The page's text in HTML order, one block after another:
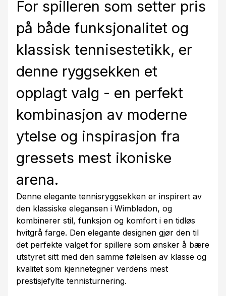
For spilleren som setter pris
på både funksjonalitet og
klassisk tennisestetikk, er
denne ryggsekken et
opplagt valg - en perfekt
kombinasjon av moderne
ytelse og inspirasjon fra
gressets mest ikoniske
arena.
Denne elegante tennisryggsekken er inspirert av
den klassiske elegansen i Wimbledon, og
kombinerer stil, funksjon og komfort i en tidløs
hvitgrå farge. Den elegante designen gjør den til
det perfekte valget for spillere som ønsker å bære
utstyret sitt med den samme følelsen av klasse og
kvalitet som kjennetegner verdens mest
prestisjefylte tennisturnering.